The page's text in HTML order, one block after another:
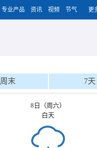
专业产品 资讯 视频 节气 更
周末 7天
8日（周六）
白天